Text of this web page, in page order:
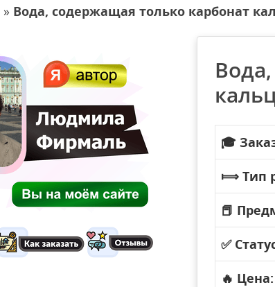
» Вода, содержащая только карбонат
🎓
⟾ Тип
📕
✅
🔥 Цена: